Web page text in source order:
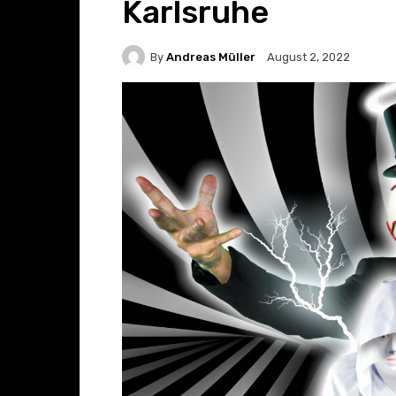
Karlsruhe
By Andreas Müller August 2, 2022